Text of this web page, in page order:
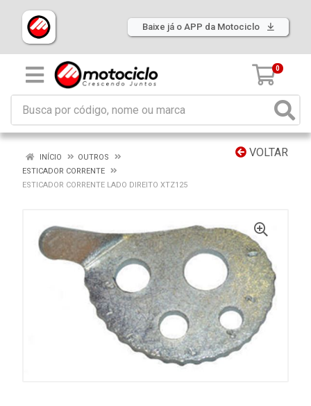
Baixe já o APP da Motociclo
0
VOLTAR
INÍCIO
OUTROS
ESTICADOR CORRENTE
ESTICADOR CORRENTE LADO DIREITO XTZ125